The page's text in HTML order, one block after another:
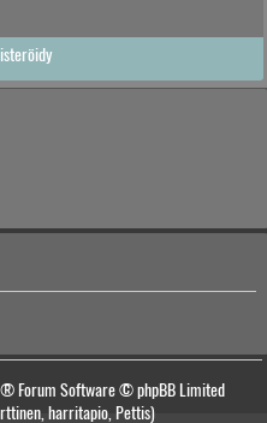
® Forum Software © phpBB Limited
harritapio, Pettis)